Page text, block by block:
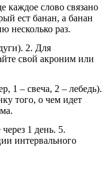
каждое слово связано
ест банан, а банан
несколько раз.
2. Для
свой акроним или
1 – свеча, 2 – лебедь).
того, о чем идет
1 день. 5.
интервального